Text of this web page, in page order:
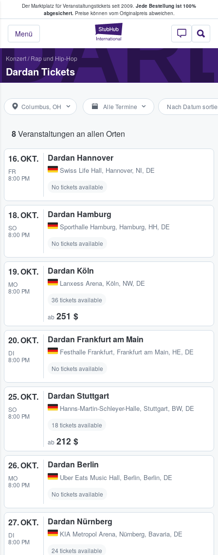
Der Marktplatz für Veranstaltungstickets seit 2009. Jede Bestellung ist 100%
abgesichert.Preise können vom Originalpreis abweichen.
StubHub - Wo
Menü
Tickets kaufen & verkaufen
Konzert/ Rap und Hip-Hop
Dardan Tickets
Columbus, OH Alle Termine Nach Datum
8Veranstaltungen an allen Orten
16. OKT.
FR
8:00 PM
Dardan Hannover
Swiss Life Hall, Hannover, NI, DE
No tickets available
18. OKT.
SO
8:00 PM
Dardan Hamburg
Sporthalle Hamburg, Hamburg, HH, DE
No tickets available
19. OKT.
MO
8:00 PM
Dardan Köln
Lanxess Arena, Köln, NW, DE
36 tickets available
ab 251 $
20. OKT.
DI
8:00 PM
Dardan Frankfurt am Main
Festhalle Frankfurt, Frankfurt am Main, HE, DE
No tickets available
25. OKT.
SO
8:00 PM
Dardan Stuttgart
Hanns-Martin-Schleyer-Halle, Stuttgart, BW, DE
18 tickets available
ab 212 $
26. OKT.
MO
8:00 PM
Dardan Berlin
Uber Eats Music Hall, Berlin, Berlin, DE
No tickets available
27. OKT.
DI
8:00 PM
Dardan Nürnberg
KIA Metropol Arena, Nürnberg, Bavaria, DE
24 tickets available